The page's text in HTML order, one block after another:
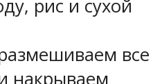
рис и сухой
все
накрываем